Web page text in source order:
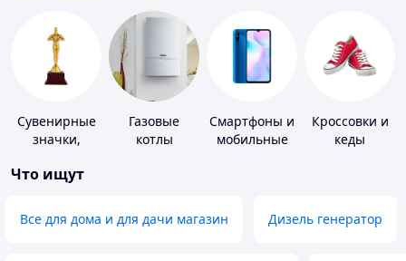
Сувенирные
значки,
Газовые
котлы
Смартфоны и
мобильные
Кроссовки и
кеды
Что ищут
Все для дома и для дачи магазин Дизель генератор